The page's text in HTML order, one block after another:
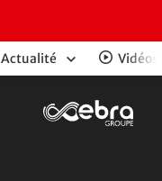
Actualité Vidéos